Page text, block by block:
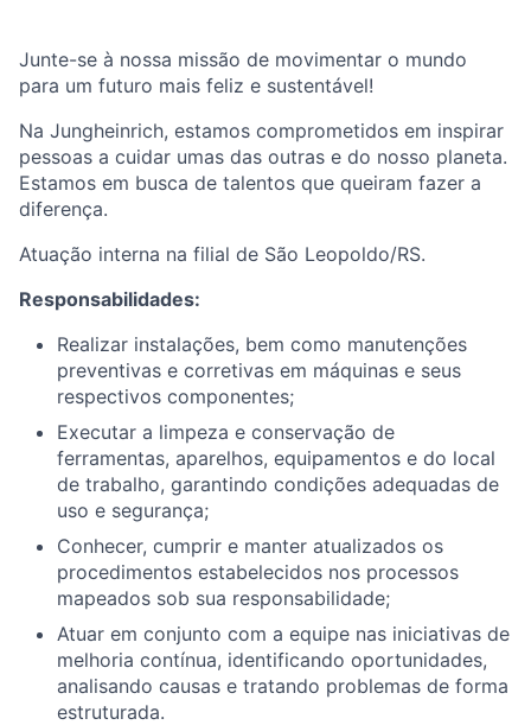
Junte-se à nossa missão de movimentar o mundo
para um futuro mais feliz e sustentável!
Na Jungheinrich, estamos comprometidos em inspirar
pessoas a cuidar umas das outras e do nosso planeta.
Estamos em busca de talentos que queiram fazer a
diferença​.
Atuação interna na filial de São Leopoldo/RS.
Responsabilidades:
Realizar instalações, bem como manutenções
preventivas e corretivas em máquinas e seus
respectivos componentes;
Executar a limpeza e conservação de
ferramentas, aparelhos, equipamentos e do local
de trabalho, garantindo condições adequadas de
uso e segurança;
Conhecer, cumprir e manter atualizados os
procedimentos estabelecidos nos processos
mapeados sob sua responsabilidade;
Atuar em conjunto com a equipe nas iniciativas de
melhoria contínua, identificando oportunidades,
analisando causas e tratando problemas de forma
estruturada.